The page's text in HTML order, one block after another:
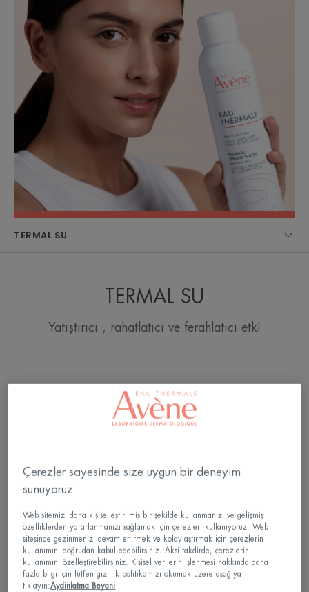
TERMAL SU
TERMAL SU
Yatıştırıcı , rahatlatıcı ve ferahlatıcı etki
Avène
Termal
Termal Su
Avène Termal Su
8
Avène
Termal Su
Avène Termal Su
Çerezler sayesinde size uygun bir deneyim
sunuyoruz
Web sitemizi daha kişiselleştirilmiş bir şekilde kullanmanızı ve gelişmiş
özelliklerden yararlanmanızı sağlamak için çerezleri kullanıyoruz. Web
sitesinde gezinmenizi devam ettirmek ve kolaylaştırmak için çerezlerin
kullanımını doğrudan kabul edebilirsiniz. Aksi takdirde, çerezlerin
kullanımını özelleştirebilirsiniz. Kişisel verilerin işlenmesi hakkında daha
fazla bilgi için lütfen gizlilik politikamızı okumak üzere aşağıya
tıklayın:Aydinlatma Beyani